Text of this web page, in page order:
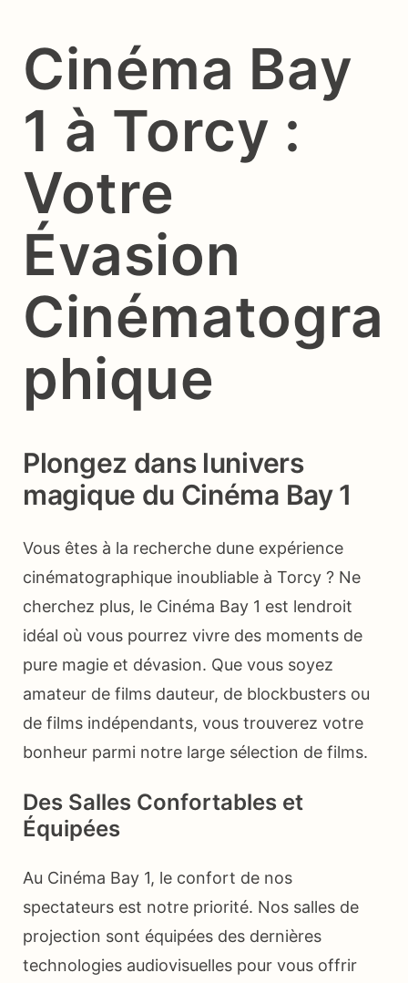
Cinéma Bay
1 à Torcy :
Votre
Évasion
Cinématogra
phique
Plongez dans lunivers
magique du Cinéma Bay 1
Vous êtes à la recherche dune expérience
cinématographique inoubliable à Torcy ? Ne
cherchez plus, le Cinéma Bay 1 est lendroit
idéal où vous pourrez vivre des moments de
pure magie et dévasion. Que vous soyez
amateur de films dauteur, de blockbusters ou
de films indépendants, vous trouverez votre
bonheur parmi notre large sélection de films.
Des Salles Confortables et
Équipées
Au Cinéma Bay 1, le confort de nos
spectateurs est notre priorité. Nos salles de
projection sont équipées des dernières
technologies audiovisuelles pour vous offrir